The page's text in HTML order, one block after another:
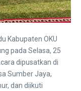
Kabupaten OKU
pada Selasa, 25
dipusatkan di
Sumber Jaya,
dan diikuti